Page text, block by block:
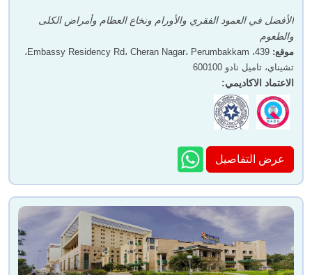
الأفضل في العمود الفقري والأورام ونخاع العظام وأمراض الكلى
والطعوم
موقع:
439، Embassy Residency Rd، Cheran Nagar، Perumbakkam،
تشيناي، تاميل نادو 600100
الاعتماد الاكاديمي:
عرض التفاصيل